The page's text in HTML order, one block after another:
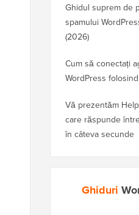
Ghidul suprem de
spamului
(2026)
Cum să conectați
WordPress
Vă prezentăm
care răspunde
în câteva secunde
Ghiduri